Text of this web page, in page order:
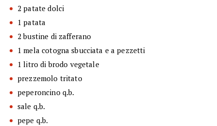
2 patate dolci
1 patata
2 bustine di zafferano
1 mela cotogna sbucciata e a pezzetti
1 litro di brodo vegetale
prezzemolo tritato
peperoncino q.b.
sale q.b.
pepe q.b.